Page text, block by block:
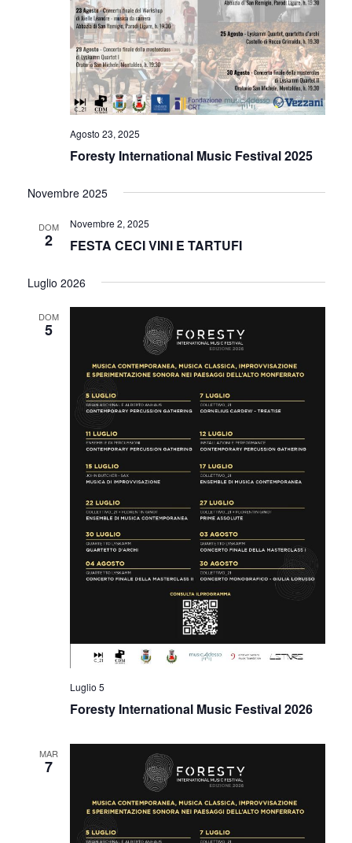
Agosto 23, 2025
Foresty International Music Festival 2025
Novembre 2025
DOM
2
Novembre 2, 2025
FESTA CECI VINI E TARTUFI
Luglio 2026
DOM
5
Luglio 5
Foresty International Music Festival 2026
MAR
7